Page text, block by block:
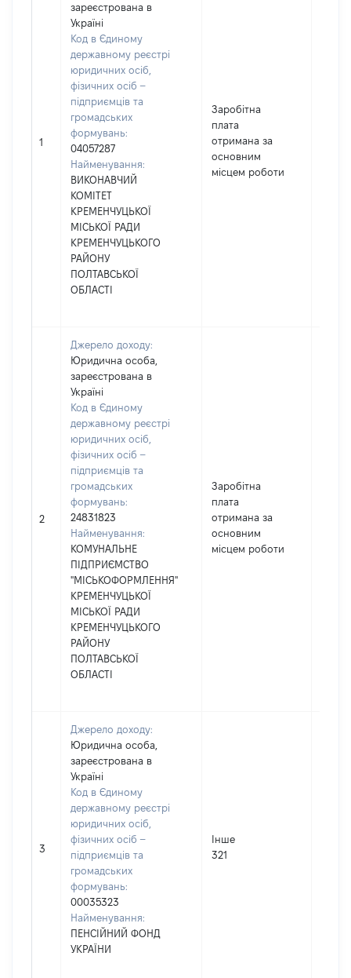
1
зареєстрована в
Україні
Код в Єдиному
державному реєстрі
юридичних осіб,
фізичних осіб –
підприємців та
громадських
формувань:
04057287
Найменування:
ВИКОНАВЧИЙ
КОМІТЕТ
КРЕМЕНЧУЦЬКОЇ
МІСЬКОЇ РАДИ
КРЕМЕНЧУЦЬКОГО
РАЙОНУ
ПОЛТАВСЬКОЇ
ОБЛАСТІ
Заробітна
плата
отримана за
основним
місцем роботи
2
Джерело доходу:
Юридична особа,
зареєстрована в
Україні
Код в Єдиному
державному реєстрі
юридичних осіб,
фізичних осіб –
підприємців та
громадських
формувань:
24831823
Найменування:
КОМУНАЛЬНЕ
ПІДПРИЄМСТВО
"МІСЬКОФОРМЛЕННЯ"
КРЕМЕНЧУЦЬКОЇ
МІСЬКОЇ РАДИ
КРЕМЕНЧУЦЬКОГО
РАЙОНУ
ПОЛТАВСЬКОЇ
ОБЛАСТІ
Заробітна
плата
отримана за
основним
місцем роботи
3
Джерело доходу:
Юридична особа,
зареєстрована в
Україні
Код в Єдиному
державному реєстрі
юридичних осіб,
фізичних осіб –
підприємців та
громадських
формувань:
00035323
Найменування:
ПЕНСІЙНИЙ ФОНД
УКРАЇНИ
Інше
321